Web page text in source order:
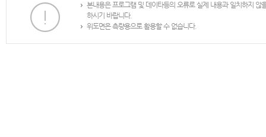
본내용은 프로그램 및 데이타등의 오류로 실제 내용과 일치하지
하시기 바랍니다.
위도면은 측량용으로 활용할 수 없습니다.